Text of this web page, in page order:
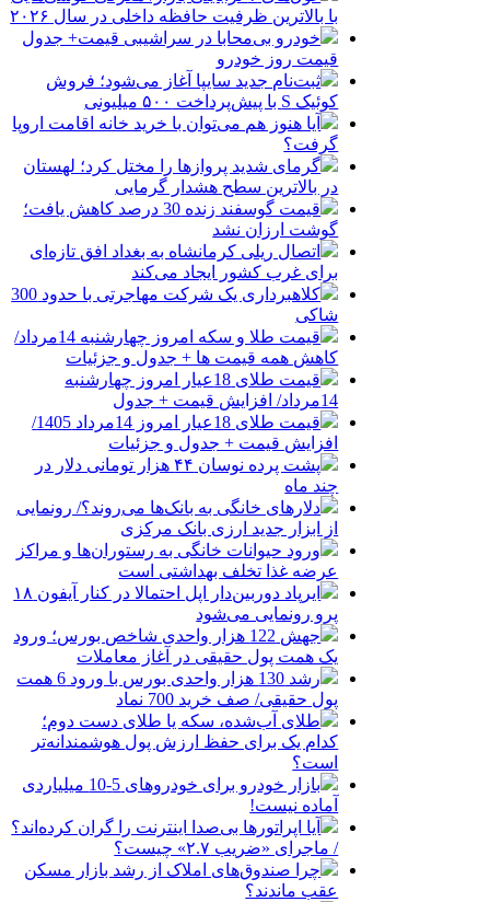
با بالاترین ظرفیت حافظه داخلی در سال ۲۰۲۶
خودرو بی‌محابا در سراشیبی قیمت+ جدول
قیمت روز خودرو
ثبت‌نام جدید سایپا آغاز می‌شود؛ فروش
کوئیک S با پیش‌پرداخت ۵۰۰ میلیونی
آیا هنوز هم می‌توان با خرید خانه اقامت اروپا
گرفت؟
گرمای شدید پروازها را مختل کرد؛ لهستان
در بالاترین سطح هشدار گرمایی
قیمت گوسفند زنده 30 درصد کاهش یافت؛
گوشت ارزان نشد
اتصال ریلی کرمانشاه به بغداد افق تازه‌ای
برای غرب کشور ایجاد می‌کند
کلاهبرداری یک شرکت مهاجرتی با حدود 300
شاکی
قیمت طلا و سکه امروز چهارشنبه 14مرداد/
کاهش همه قیمت ها + جدول و جزئیات
قیمت طلای 18عیار امروز چهارشنبه
14مرداد/ افزایش قیمت + جدول
قیمت طلای 18عیار امروز 14مرداد 1405/
افزایش قیمت + جدول و جزئیات
پشت پرده نوسان ۴۴ هزار تومانی دلار در
چند ماه
دلارهای خانگی به بانک‌ها می‌روند؟/ رونمایی
از ابزار جدید ارزی بانک مرکزی
ورود حیوانات خانگی به رستوران‌ها و مراکز
عرضه غذا تخلف بهداشتی است
ایرپاد دوربین‌دار اپل احتمالا در کنار آیفون ۱۸
پرو رونمایی می‌شود
جهش 122 هزار واحدی شاخص بورس؛ ورود
یک همت پول حقیقی در آغاز معاملات
رشد 130 هزار واحدی بورس با ورود 6 همت
پول حقیقی/ صف خرید 700 نماد
طلای آب‌شده، سکه یا طلای دست دوم؛
کدام یک برای حفظ ارزش پول هوشمندانه‌تر
است؟
بازار خودرو برای خودروهای 5-10 میلیاردی
آماده نیست!
آیا اپراتورها بی‌صدا اینترنت را گران کرده‌اند؟
/ ماجرای «ضریب ۲.۷» چیست؟
چرا صندوق‌های املاک از رشد بازار مسکن
عقب ماندند؟